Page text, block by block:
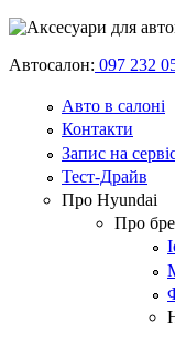
Автосалон: 097 232
Авто в салоні
Контакти
Запис на
Тест-Драйв
Про Hyundai
Про